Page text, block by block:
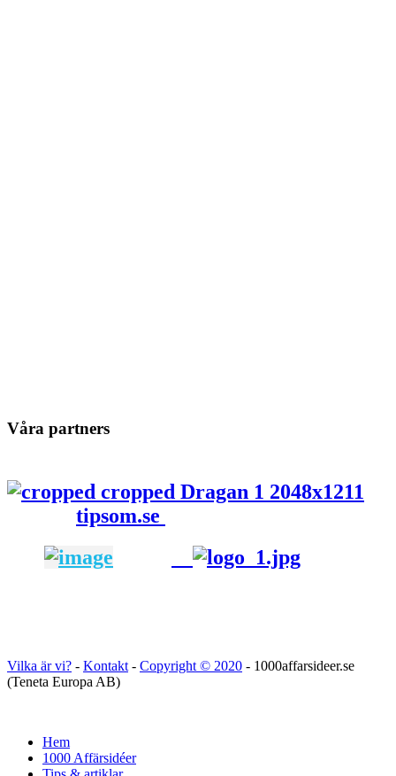
Våra partners
tipsom.se
Vilka är vi? - Kontakt- Copyright © 2020 - 1000affarsideer.se
(Teneta Europa AB)
Hem
1000 Affärsidéer